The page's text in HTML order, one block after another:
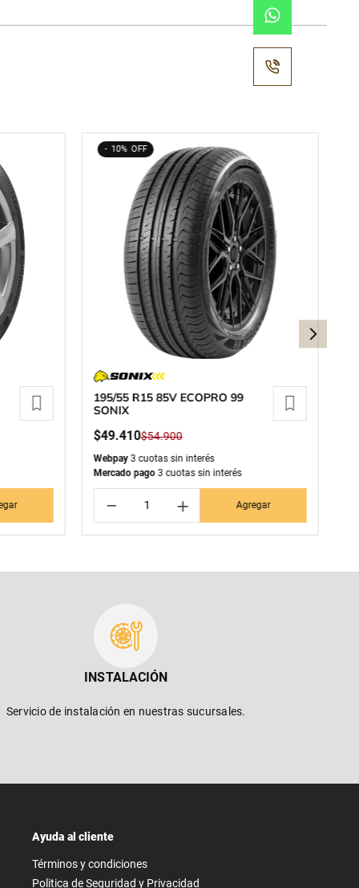
10%
195/55 R15 85V ECOPRO 99
SONIX
$49.410$54.900
Webpay3 cuotas sin interés
Mercado pago3 cuotas sin interés
＋
－ Agregar
INSTALACIÓN
Servicio de instalación en nuestras sucursales.
Ayuda al cliente
Términos y condiciones
Politica de Seguridad y Privacidad